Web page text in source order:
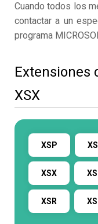
Cuando todos los
contactar a un
programa
Extensiones
XSX
XSP
XSX
XSR